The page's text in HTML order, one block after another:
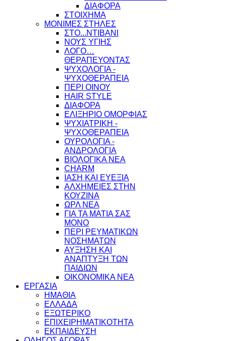
ΔΙΑΦΟΡΑ
ΣΤΟΙΧΗΜΑ
ΜΟΝΙΜΕΣ ΣΤΗΛΕΣ
ΣΤΟ...ΝΤΙΒΑΝΙ
ΝΟΥΣ ΥΓΙΗΣ
ΛΟΓΟ…
ΘΕΡΑΠΕΥΟΝΤΑΣ
ΨΥΧΟΛΟΓΙΑ -
ΨΥΧΟΘΕΡΑΠΕΙΑ
ΠΕΡΙ ΟΙΝΟΥ
HAIR STYLE
ΔΙΑΦΟΡΑ
ΕΛΙΞΗΡΙΟ ΟΜΟΡΦΙΑΣ
ΨΥΧΙΑΤΡΙΚΗ -
ΨΥΧΟΘΕΡΑΠΕΙΑ
ΟΥΡΟΛΟΓΙΑ -
ΑΝΔΡΟΛΟΓΙΑ
ΒΙΟΛΟΓΙΚΑ ΝΕΑ
CHARM
ΙΑΣΗ ΚΑΙ ΕΥΕΞΙΑ
ΑΛΧΗΜΕΙΕΣ ΣΤΗΝ
ΚΟΥΖΙΝΑ
ΩΡΛ ΝEA
ΓΙΑ ΤΑ ΜΑΤΙΑ ΣΑΣ
ΜΟΝΟ
ΠΕΡΙ ΡΕΥΜΑΤΙΚΩΝ
ΝΟΣΗΜΑΤΩΝ
ΑΥΞΗΣΗ ΚΑΙ
ΑΝΑΠΤΥΞΗ ΤΩΝ
ΠΑΙΔΙΩΝ
ΟΙΚΟΝΟΜΙΚΑ ΝΕΑ
ΕΡΓΑΣΙΑ
ΗΜΑΘΙΑ
ΕΛΛΑΔΑ
ΕΞΩΤΕΡΙΚΟ
ΕΠΙΧΕΙΡΗΜΑΤΙΚΟΤΗΤΑ
ΕΚΠΑΙΔΕΥΣΗ